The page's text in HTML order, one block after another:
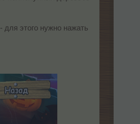
для этого нужно нажать